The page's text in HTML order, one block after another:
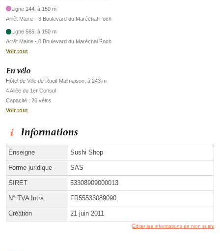
Ligne 144, à 150 m
Arrêt Mairie - 8 Boulevard du Maréchal Foch
Ligne 565, à 150 m
Arrêt Mairie - 8 Boulevard du Maréchal Foch
Voir tout
En vélo
Hôtel de Ville de Rueil-Malmaison, à 243 m
4 Allée du 1er Consul
Capacité : 20 vélos
Voir tout
Informations
Enseigne Sushi Shop
Forme juridique SAS
SIRET 53308909000013
N° TVA Intra. FR55533089090
Création 21 juin 2011
Éditer les informations de mon sushi